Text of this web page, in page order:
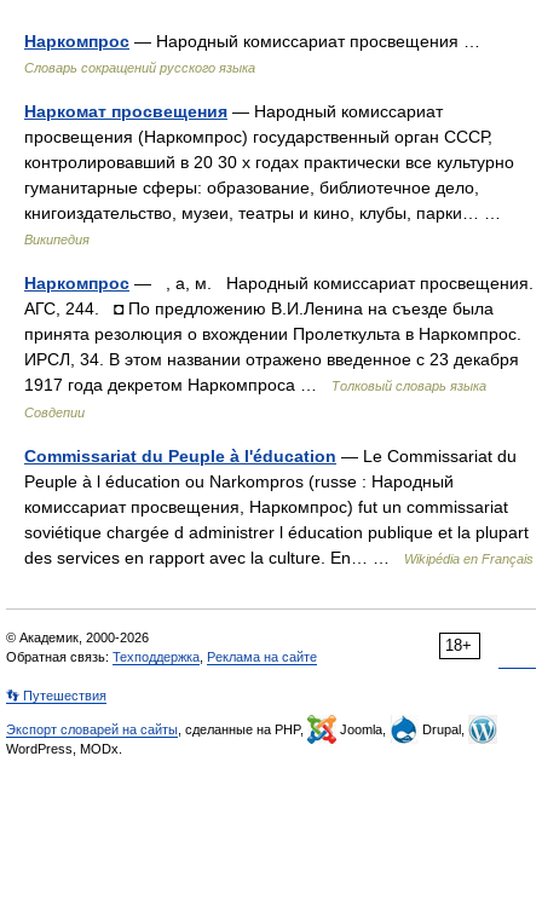
Наркомпрос — Народный комиссариат просвещения …
Словарь сокращений русского языка
Наркомат просвещения — Народный комиссариат
просвещения (Наркомпрос) государственный орган СССР,
контролировавший в 20 30 х годах практически все культурно
гуманитарные сферы: образование, библиотечное дело,
книгоиздательство, музеи, театры и кино, клубы, парки… …
Википедия
Наркомпрос — , а, м. Народный комиссариат просвещения.
АГС, 244. ◘ По предложению В.И.Ленина на съезде была
принята резолюция о вхождении Пролеткульта в Наркомпрос.
ИРСЛ, 34. В этом названии отражено введенное с 23 декабря
1917 года декретом Наркомпроса …
Толковый словарь языка
Совдепии
Commissariat du Peuple à l'éducation — Le Commissariat du
Peuple à l éducation ou Narkompros (russe : Народный
комиссариат просвещения, Наркомпрос) fut un commissariat
soviétique chargée d administrer l éducation publique et la plupart
des services en rapport avec la culture. En… …
Wikipédia en Français
18+
© Академик, 2000-2026
Обратная связь: Техподдержка Реклама на сайте
👣 Путешествия
Экспорт словарей на сайты , сделанные на PHP, Joomla,
Drupal,
WordPress, MODx.